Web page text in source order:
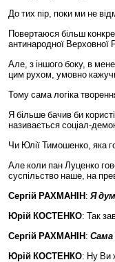
До тих пір, поки ми не
Повертаюся більш
антинародної Верховної
Але, з іншого боку, в мене
цим рухом, умовно
Тому сама логіка
Я більше бачив би користі
називається соціал-
Чи Юлії Тимошенко, яка
Але коли пан Луценко
суспільство наше, на
Сергій РАХМАНІН : Я
Юрій КОСТЕНКО: Так
Сергій РАХМАНІН : Сама
Юрій КОСТЕНКО: Ну Ви